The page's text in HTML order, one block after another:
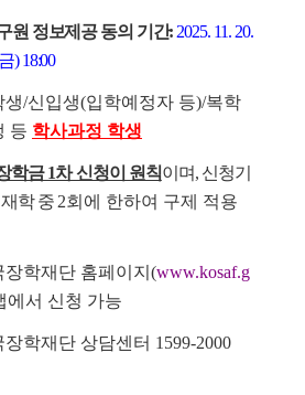
원 정보제공 동의 기간: 2025. 11. 20.
) 18:00
생/신입생(입학예정자 등)/복학
등 학사과정 학생
학금 1차 신청이 원칙이며, 신청기
학 중 2회에 한하여 구제 적용
장학재단 홈페이지(www.kosaf.g
에서 신청 가능
학재단 상담센터 1599-2000